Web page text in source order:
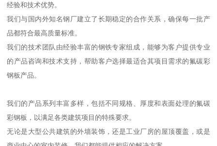
经验和技术优势。
我们与国内外知名钢厂建立了长期稳定的合作关系，确保每一批产
品都符合最高质量标准。
我们的技术团队由经验丰富的钢铁专家组成，能够为客户提供专业
的产品咨询和技术支持，帮助客户选择最适合其项目需求的氟碳彩
钢板产品。
我们的产品系列丰富多样，包括不同规格、厚度和表面处理的氟碳
彩钢板，以满足各类建筑项目的特殊要求。
无论是大型公共建筑的外墙装饰，还是工业厂房的屋顶覆盖，或是